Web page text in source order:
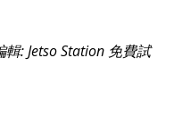
: Jetso Station 免費試